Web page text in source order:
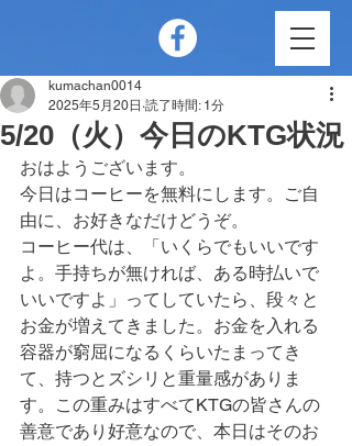
5/20（火）今日のKTG状況
kumachan0014
2025年5月20日 読了時間: 1分
おはようございます。
今日はコーヒーを無料にします。ご自
由に、お好きなだけどうぞ。
コーヒー代は、「いくらでもいいです
よ。手持ちが無ければ、ある時払いで
いいですよ」ってしていたら、段々と
お金が増えてきました。お金を入れる
容器が窮屈になるくらいたまってき
て、持つとズシリと重量感がありま
す。この重みはすべてKTGの皆さんの
善意であり好意なので、本日はそのお